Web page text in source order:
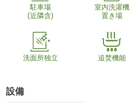
駐車場
(近隣含)
室内洗濯機
置き場
洗面所独立 追焚機能
設備